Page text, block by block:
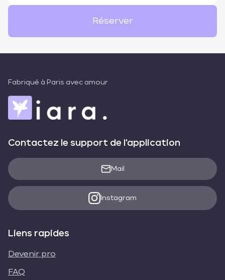
Réserver
Fabriqué à Paris avec amour
Contactez le support de l'application
Mail
Instagram
Liens rapides
Devenir pro
FAQ